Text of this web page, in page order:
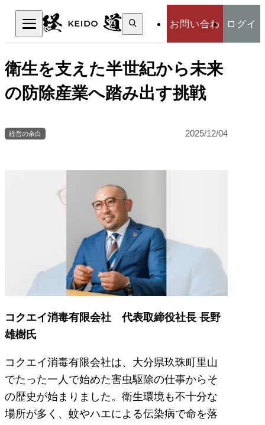
お問い合わ
せ
ログイ
検
索:
検索
衛生を支えた半世紀から未来
の防除産業へ踏み出す挑戦
経営の余白 2025/12/04
コクエイ消毒有限会社 代表取締役社長 長野
雄樹氏
コクエイ消毒有限会社は、大分県玖珠町里山
でたった一人で始めた害虫駆除の仕事からそ
の歴史が始まりました。衛生環境も不十分な
場所が多く、蚊やハエによる伝染病で命を落